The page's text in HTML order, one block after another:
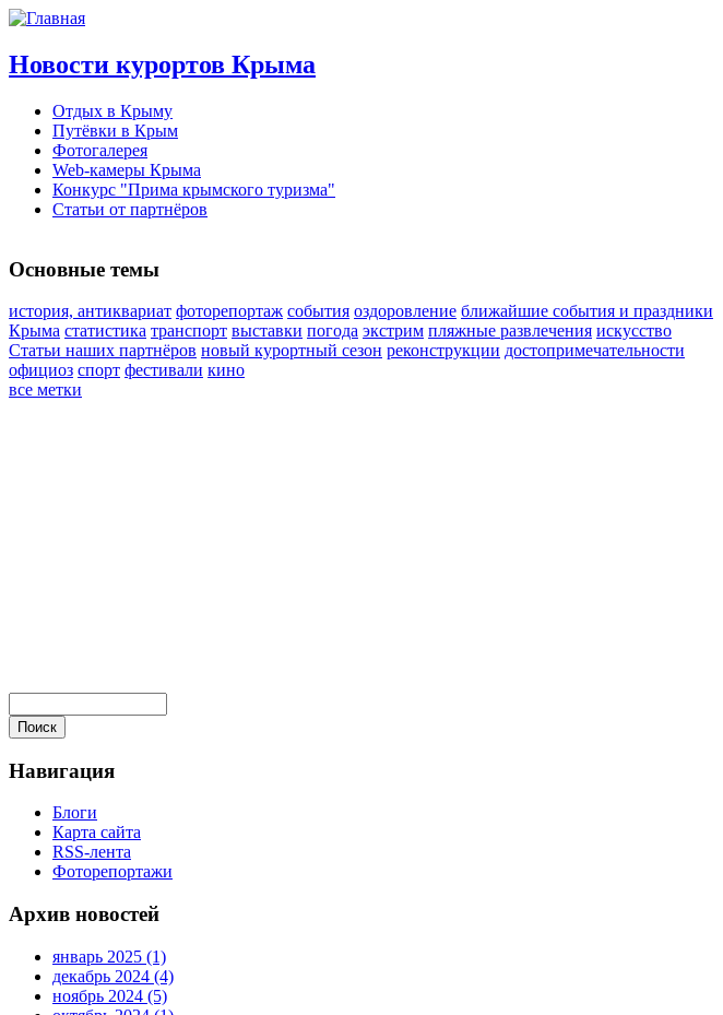
Новости курортов Крыма
Отдых в Крыму
Путёвки в Крым
Фотогалерея
Web-камеры Крыма
Конкурс "Прима крымского туризма"
Статьи от партнёров
Основные темы
история, антиквариат фоторепортаж события оздоровление ближайшие события и праздники
Крыма статистика транспорт выставки погода экстрим пляжные развлечения искусство
Статьи наших партнёров новый курортный сезон реконструкции достопримечательности
официоз спорт фестивали кино
все метки
Навигация
Блоги
Карта сайта
RSS-лента
Фоторепортажи
Архив новостей
январь 2025 (1)
декабрь 2024 (4)
ноябрь 2024 (5)